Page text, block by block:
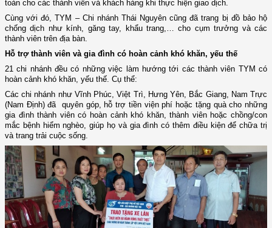
toàn cho các thành viên và khách hàng khi thực hiện giao dịch.
Cùng với đó, TYM – Chi nhánh Thái Nguyên cũng đã trang bị đồ bảo hộ
chống dịch như kính, găng tay, khẩu trang,… cho cụm trưởng và các
thành viên trên địa bàn.
Hỗ trợ thành viên và gia đình có hoàn cảnh khó khăn, yếu thế
21 chi nhánh đều có những việc làm hướng tới các thành viên TYM có
hoàn cảnh khó khăn, yếu thế. Cụ thể:
Các chi nhánh như Vĩnh Phúc, Việt Trì, Hưng Yên, Bắc Giang, Nam Trực
(Nam Định) đã quyên góp, hỗ trợ tiền viện phí hoặc tặng quà cho những
gia đình thành viên có hoàn cảnh khó khăn, thành viên hoặc chồng/con
mắc bệnh hiểm nghèo, giúp họ và gia đình có thêm điều kiện để chữa trị
và trang trải cuộc sống.